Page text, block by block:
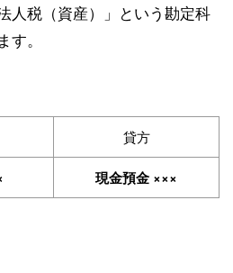
人税（資産）」という勘定科
。
貸方
現金預金 ×××